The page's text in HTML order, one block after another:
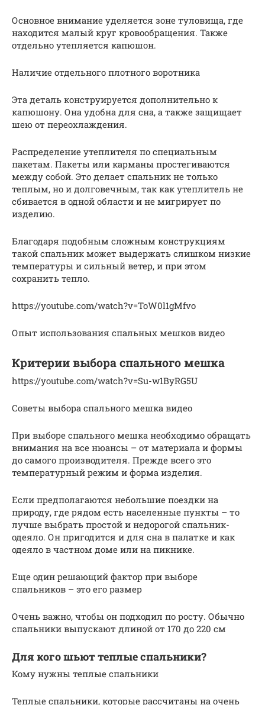
Основное внимание уделяется зоне туловища, где
находится малый круг кровообращения. Также
отдельно утепляется капюшон.
Наличие отдельного плотного воротника
Эта деталь конструируется дополнительно к
капюшону. Она удобна для сна, а также защищает
шею от переохлаждения.
Распределение утеплителя по специальным
пакетам. Пакеты или карманы простегиваются
между собой. Это делает спальник не только
теплым, но и долговечным, так как утеплитель не
сбивается в одной области и не мигрирует по
изделию.
Благодаря подобным сложным конструкциям
такой спальник может выдержать слишком низкие
температуры и сильный ветер, и при этом
сохранить тепло.
https://youtube.com/watch?v=ToW0l1gMfvo
Опыт использования спальных мешков видео
Критерии выбора спального мешка
https://youtube.com/watch?v=Su-w1ByRG5U
Советы выбора спального мешка видео
При выборе спального мешка необходимо обращать
внимания на все нюансы – от материала и формы
до самого производителя. Прежде всего это
температурный режим и форма изделия.
Если предполагаются небольшие поездки на
природу, где рядом есть населенные пункты – то
лучше выбрать простой и недорогой спальник-
одеяло. Он пригодится и для сна в палатке и как
одеяло в частном доме или на пикнике.
Еще один решающий фактор при выборе
спальников – это его размер
Очень важно, чтобы он подходил по росту. Обычно
спальники выпускают длиной от 170 до 220 см
Для кого шьют теплые спальники?
Кому нужны теплые спальники
Теплые спальники, которые рассчитаны на очень